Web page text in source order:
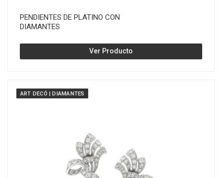
PENDIENTES DE PLATINO CON
DIAMANTES
Ver Producto
ART DECÓ | DIAMANTES